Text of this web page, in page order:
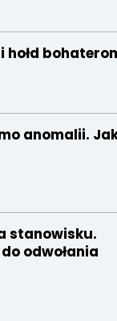
hołd
anomalii.
stanowisku.
odwołania